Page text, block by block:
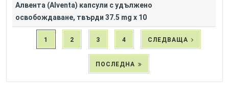
Алвента (Alventa) капсули с удължено
освобождаване, твърди 37.5 mg x 10
1 2 3 4 СЛЕДВАЩА
ПОСЛЕДНА